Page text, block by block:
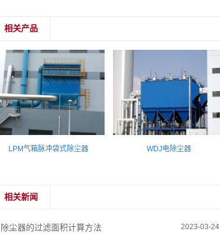
相关产品
LPM气箱脉冲袋式除尘器 WDJ电除尘器
相关新闻
除尘器的过滤面积计算方法 2023-03-24